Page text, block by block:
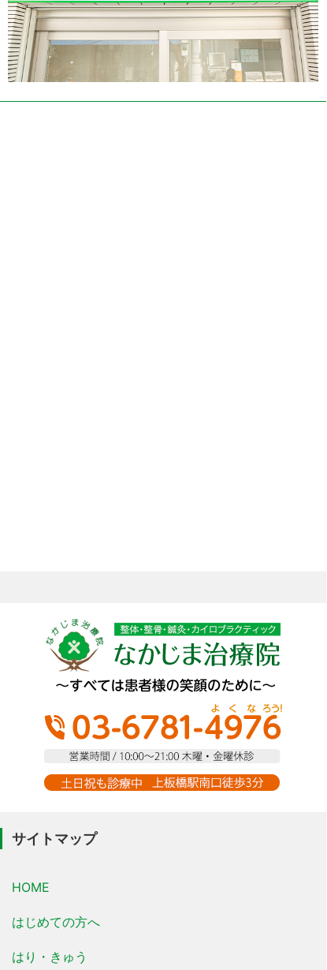
サイトマップ
HOME
はじめての方へ
はり・きゅう